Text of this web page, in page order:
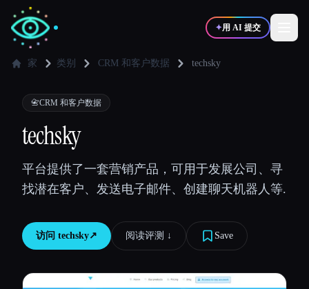
✦用 AI 提交
✍️写作者
💻
🎓学生 🎬 创作者
家 类别 CRM 和客户数据 techsky
📇CRM 和客户数据
techsky
平台提供了一套营销产品，可用于发展公司、寻
找潜在客户、发送电子邮件、创建聊天机器人等.
访问 techsky↗︎ 阅读评测 ↓︎ Save